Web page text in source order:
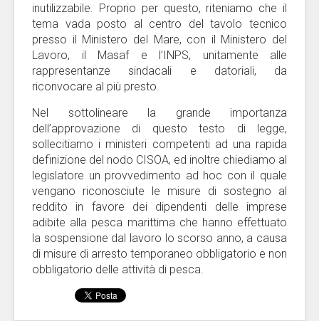
inutilizzabile. Proprio per questo, riteniamo che il
tema vada posto al centro del tavolo tecnico
presso il Ministero del Mare, con il Ministero del
Lavoro, il Masaf e l’INPS, unitamente alle
rappresentanze sindacali e datoriali, da
riconvocare al più presto.
Nel sottolineare la grande importanza
dell’approvazione di questo testo di legge,
sollecitiamo i ministeri competenti ad una rapida
definizione del nodo CISOA, ed inoltre chiediamo al
legislatore un provvedimento ad hoc con il quale
vengano riconosciute le misure di sostegno al
reddito in favore dei dipendenti delle imprese
adibite alla pesca marittima che hanno effettuato
la sospensione dal lavoro lo scorso anno, a causa
di misure di arresto temporaneo obbligatorio e non
obbligatorio delle attività di pesca.